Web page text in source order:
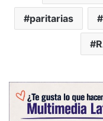
paritarias